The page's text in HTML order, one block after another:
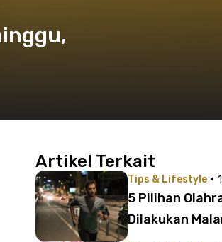
Artikel Terkait
Tips & Lifestyle ·
5 Pilihan
Dilakukan